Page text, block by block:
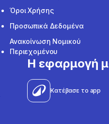
Όροι Χρήσης
Προσωπικά Δεδομένα
Ανακοίνωση Νομικού
Περιεχομένου
Η εφαρμογή
Κατέβασε το app